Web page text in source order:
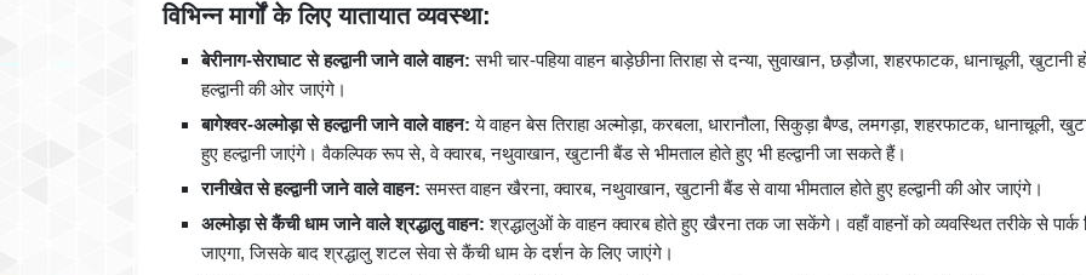
विभिन्न मार्गों के लिए यातायात व्यवस्था:
बेरीनाग-सेराघाट से हल्द्वानी जाने वाले वाहन: सभी चार-पहिया वाहन बाड़ेछीना तिराहा से दन्या, सुवाखान, छड़ौजा, शहरफाटक, धानाचूली, खुटानी
हल्द्वानी की ओर जाएंगे।
बागेश्वर-अल्मोड़ा से हल्द्वानी जाने वाले वाहन: ये वाहन बेस तिराहा अल्मोड़ा, करबला, धारानौला, सिकुड़ा बैण्ड, लमगड़ा, शहरफाटक, धानाचूली,
हुए हल्द्वानी जाएंगे। वैकल्पिक रूप से, वे क्वारब, नथुवाखान, खुटानी बैंड से भीमताल होते हुए भी हल्द्वानी जा सकते हैं।
रानीखेत से हल्द्वानी जाने वाले वाहन: समस्त वाहन खैरना, क्वारब, नथुवाखान, खुटानी बैंड से वाया भीमताल होते हुए हल्द्वानी की ओर जाएंगे।
अल्मोड़ा से कैंची धाम जाने वाले श्रद्धालु वाहन: श्रद्धालुओं के वाहन क्वारब होते हुए खैरना तक जा सकेंगे। वहाँ वाहनों को व्यवस्थित तरीके से पार्क
जाएगा, जिसके बाद श्रद्धालु शटल सेवा से कैंची धाम के दर्शन के लिए जाएंगे।